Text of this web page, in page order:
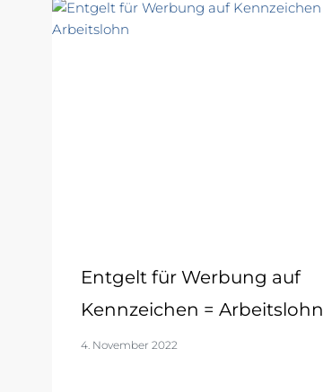
Entgelt für Werbung auf
Kennzeichen = Arbeitslohn
4. November 2022